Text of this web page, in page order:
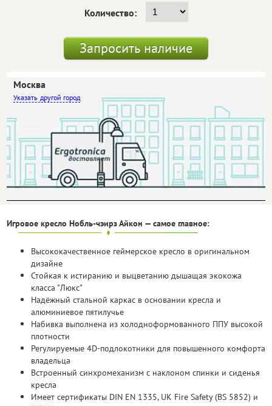
Количество:
Запросить наличие
Москва
другой город
Бесплатно
Самовывоз
Бесплатно
Доставка
Игровое кресло Нобль-чэирз Айкон — самое главное:
Высококачественное геймерское кресло в оригинальном
дизайне
Стойкая к истиранию и выцветанию дышащая экокожа
класса "Люкс"
Надёжный стальной каркас в основании кресла и
алюминиевое пятилучье
Набивка выполнена из холодноформованного ППУ высокой
плотности
Регулируемые 4D-подлокотники для повышенного комфорта
владельца
Встроенный синхромеханизм с наклоном спинки и сиденья
кресла
Имеет сертификаты DIN EN 1335, UK Fire Safety (BS 5852) и